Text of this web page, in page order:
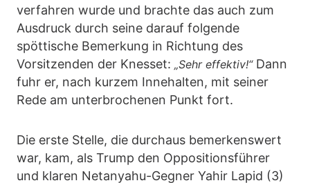
verfahren wurde und brachte das auch zum
Ausdruck durch seine darauf folgende
spöttische Bemerkung in Richtung des
Vorsitzenden der Knesset: „Sehr effektiv!“Dann
fuhr er, nach kurzem Innehalten, mit seiner
Rede am unterbrochenen Punkt fort.
Die erste Stelle, die durchaus bemerkenswert
war, kam, als Trump den Oppositionsführer
und klaren Netanyahu-Gegner Yahir Lapid (3)